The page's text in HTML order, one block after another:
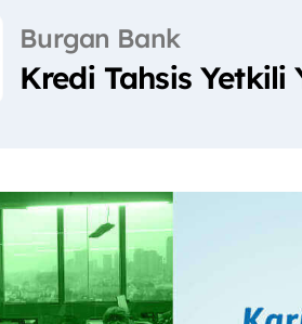
Burgan Bank
Kredi Tahsis Yetkili